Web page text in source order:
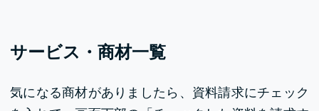
サービス・商材一覧
気になる商材がありましたら、資料請求にチェック